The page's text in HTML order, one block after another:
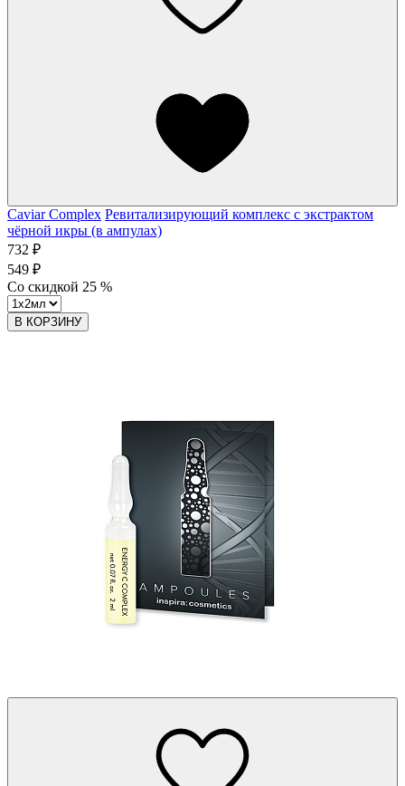
Caviar Complex Ревитализирующий комплекс с экстрактом
чёрной икры (в ампулах)
732 ₽
549 ₽
Со скидкой 25 %
В КОРЗИНУ